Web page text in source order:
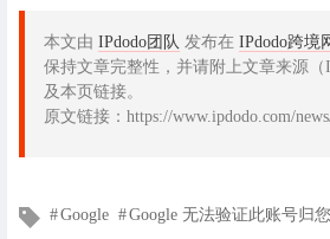
本文由 IPdodo团队 发布在 IPdodo跨境
保持文章完整性，并请附上文章来源（
及本页链接。
原文链接：https://www.ipdodo.com/
文Google Google 无法验证此账号归